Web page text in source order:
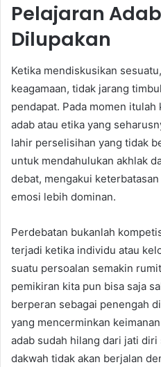
Pelajaran
Dilupakan
Ketika mendiskusikan
keagamaan, tidak jarang
pendapat. Pada momen
adab atau etika yang
lahir perselisihan yang tidak
untuk mendahulukan akhlak
debat, mengakui
emosi lebih dominan.
Perdebatan bukanlah
terjadi ketika individu atau
suatu persoalan semakin
pemikiran kita pun bisa saja
berperan sebagai penengah
yang mencerminkan
adab sudah hilang dari jati
dakwah tidak akan berjalan